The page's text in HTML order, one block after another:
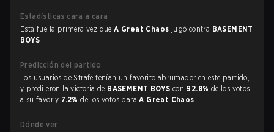
Estadísticas cara a cara
Esta fue la primera vez queA Great Chaos jugó contra BASEMENT
BOYS .
Predicción del partido
Los usuarios de Strafe tenían un favorito abrumador en este partido,
y predijeron la victoria de BASEMENT BOYS con 92.8% de los votos
a su favor y 7.2%de los votos paraA Great Chaos .
Dónde ver